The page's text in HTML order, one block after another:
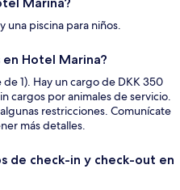
una piscina para niños.
Hotel Marina?
1). Hay un cargo de DKK 350
cargos por animales de servicio.
restricciones. Comunícate
más detalles.
de check-in y check-out en